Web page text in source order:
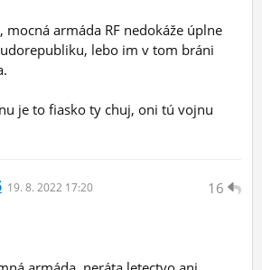
mocná armáda RF nedokáže úplne
lebo im v tom bráni
je to fiasko ty chuj, oni tú vojnu
16
19. 8. 2022 17:20